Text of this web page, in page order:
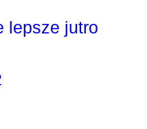
lepsze jutro